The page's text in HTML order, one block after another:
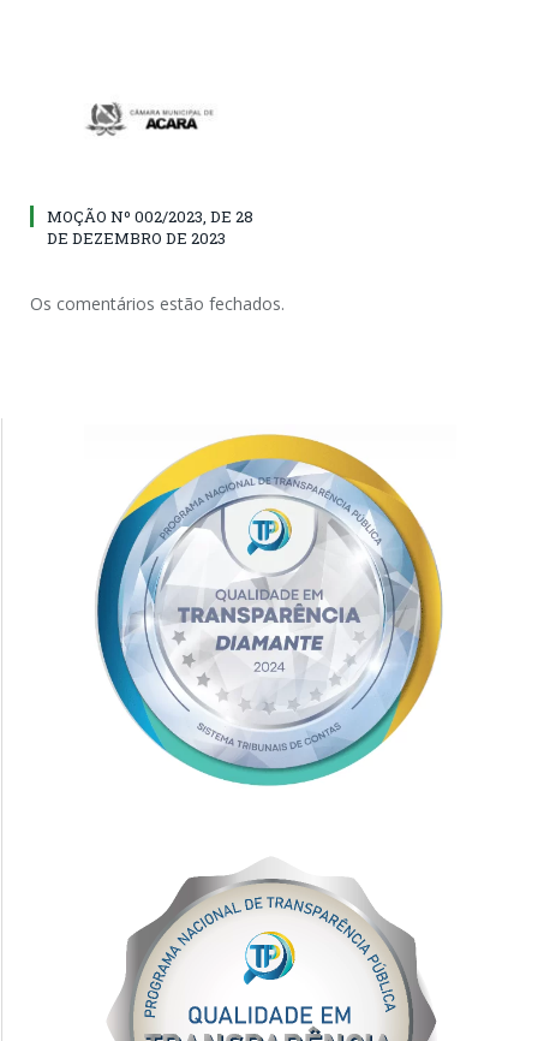
MOÇÃO Nº 002/2023, DE 28
DE DEZEMBRO DE 2023
Os comentários estão fechados.